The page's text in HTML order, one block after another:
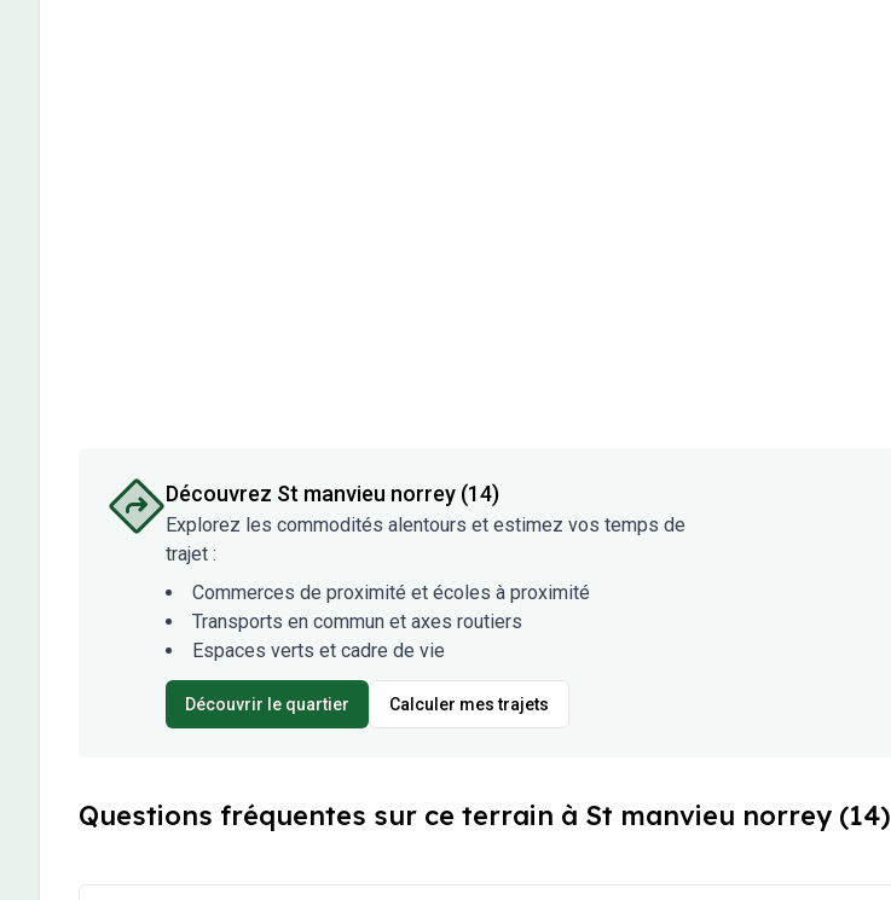
Découvrez St manvieu norrey (14)
Explorez les commodités alentours et estimez vos temps de
trajet :
Commerces de proximité et écoles à proximité
Transports en commun et axes routiers
Espaces verts et cadre de vie
Découvrir le quartier Calculer mes trajets
Questions fréquentes sur ce terrain à St manvieu norrey (14)